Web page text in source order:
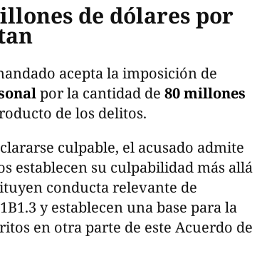
de dólares por
acepta la imposición de
por la cantidad de 80 millones
de los delitos.
culpable, el acusado admite
establecen su culpabilidad más allá
conducta relevante de
y establecen una base para la
en otra parte de este Acuerdo de